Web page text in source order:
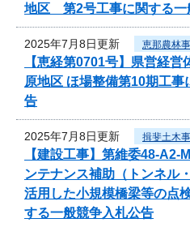
地区 第2号工事に関する一
2025年7月8日更新 恵那農林
【恵経第0701号】県営経
原地区 ほ場整備第10期工
告
2025年7月8日更新 揖斐土木
【建設工事】第維委48-
ンテナンス補助（トンネル
活用した小規模橋梁等の点
する一般競争入札公告